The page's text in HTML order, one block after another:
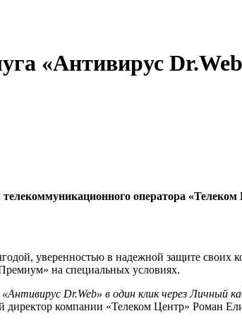
«Антивирус
оператора
уверенностью в надежной защите
на специальных условиях.
Dr.Web» в один клик через Личный
директор компании «Телеком Центр» Роман